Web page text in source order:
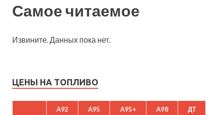
Самое читаемое
Извините. Данных пока нет.
ЦЕНЫ НА ТОПЛИВО
A92 A95 A95+ A98 ДТ